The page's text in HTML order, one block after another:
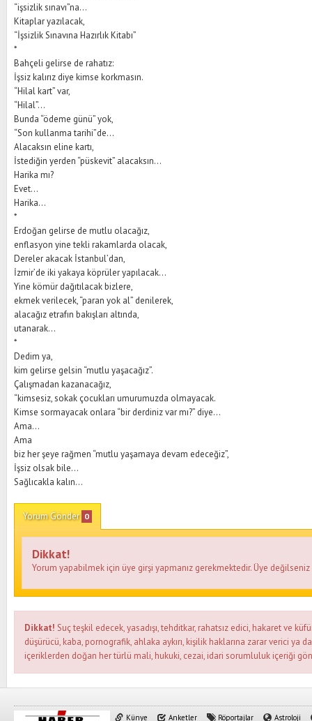
“işsizlik sınavı”na...
Kitaplar yazılacak,
“İşsizlik Sınavına Hazırlık Kitabı”
*
Bahçeli gelirse de rahatız:
İşsiz kalırız diye kimse korkmasın.
“Hilal kart” var,
“Hilal”...
Bunda “ödeme günü” yok,
“Son kullanma tarihi”de...
Alacaksın eline kartı,
İstediğin yerden “püskevit” alacaksın...
Harika mı?
Evet...
Harika...
*
Erdoğan gelirse de mutlu olacağız,
enflasyon yine tekli rakamlarda olacak,
Dereler akacak İstanbul’dan,
İzmir’de iki yakaya köprüler yapılacak...
Yine kömür dağıtılacak bizlere,
ekmek verilecek, “paran yok al” denilerek,
alacağız etrafın bakışları altında,
utanarak...
*
Dedim ya,
kim gelirse gelsin “mutlu yaşacağız”.
Çalışmadan kazanacağız,
“kimsesiz, sokak çocukları umurumuzda olmayacak.
Kimse sormayacak onlara “bir derdiniz var mı?” diye...
Ama...
Ama
biz her şeye rağmen “mutlu yaşamaya devam edeceğiz”,
İşsiz olsak bile...
Sağlıcakla kalın...
Yorum Gönder 0
Dikkat!
Yorum yapabilmek için üye girşi yapmanız gerekmektedir. Üye
Dikkat! Suç teşkil edecek, yasadışı, tehditkar, rahatsız edici, hakaret ve
düşürücü, kaba, pornografik, ahlaka aykırı, kişilik haklarına zarar verici ya
içeriklerden doğan her türlü mali, hukuki, cezai, idari sorumluluk içeriği
Künye Anketler Röportajlar Astroloji